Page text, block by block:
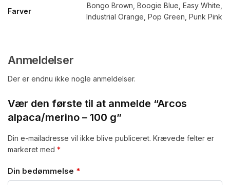
Farver
Bongo Brown, Boogie Blue, Easy White,
Industrial Orange, Pop Green, Punk Pink
Anmeldelser
Der er endnu ikke nogle anmeldelser.
Vær den første til at anmelde “Arcos
alpaca/merino – 100 g”
Din e-mailadresse vil ikke blive publiceret. Krævede felter er
markeret med *
Din bedømmelse *